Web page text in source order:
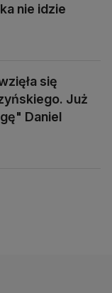
nie idzie
się
Już
Daniel